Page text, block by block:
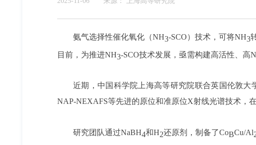
氨气选择性催化氧化（NH3-SCO）技术，可将NH3
目前，为推进NH3-SCO技术发展，亟需构建高活性、高N
近期，中国科学院上海高等研究院联合英国伦敦
NAP-NEXAFS等先进的原位和准原位X射线光谱技术，
研究团队通过NaBH4和H2还原剂，制备了CoBCu/Al